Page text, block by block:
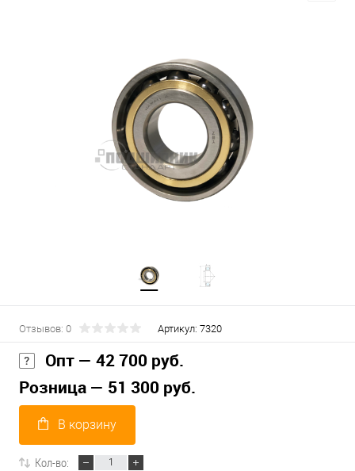
Отзывов: 0 Артикул: 7320
Опт — 42 700 руб.
Розница — 51 300 руб.
В корзину
Кол-во: